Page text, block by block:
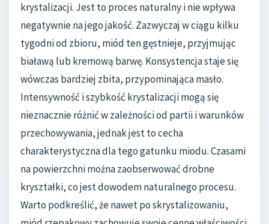
krystalizacji. Jest to proces naturalny i nie wpływa
negatywnie na jego jakość. Zazwyczaj w ciągu kilku
tygodni od zbioru, miód ten gęstnieje, przyjmując
białawą lub kremową barwę. Konsystencja staje się
wówczas bardziej zbita, przypominająca masło.
Intensywność i szybkość krystalizacji mogą się
nieznacznie różnić w zależności od partii i warunków
przechowywania, jednak jest to cecha
charakterystyczna dla tego gatunku miodu. Czasami
na powierzchni można zaobserwować drobne
kryształki, co jest dowodem naturalnego procesu.
Warto podkreślić, że nawet po skrystalizowaniu,